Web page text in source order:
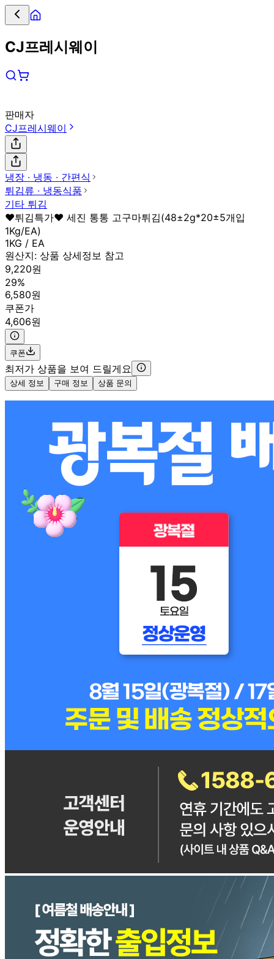
CJ프레시웨이
판매자
CJ프레시웨이
냉장 ∙ 냉동 ∙ 간편식
튀김류 ∙ 냉동식품
기타 튀김
♥튀김특가♥ 세진 통통 고구마튀김(48±2g*20±5개입
1Kg/EA)
1KG / EA
원산지: 상품 상세정보 참고
9,220원
29%
6,580원
쿠폰가
4,606원
쿠폰
최저가 상품을 보여 드릴게요
상세 정보 구매 정보 상품 문의